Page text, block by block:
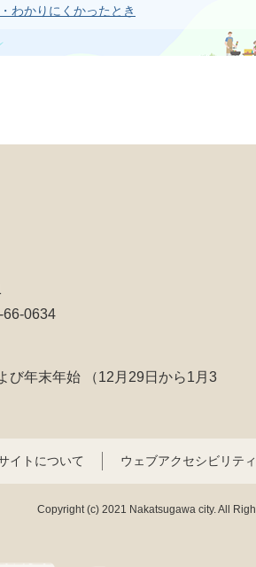
わかりにくかったとき
66-0634
び年末年始
（12月29日から1月3
イトについて ウェブアクセシビリティ
Copyright (c) 2021 Nakatsugawa city. All